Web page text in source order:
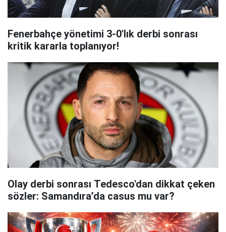
Fenerbahçe yönetimi 3-0'lık derbi sonrası
kritik kararla toplanıyor!
Olay derbi sonrası Tedesco'dan dikkat çeken
sözler: Samandıra’da casus mu var?